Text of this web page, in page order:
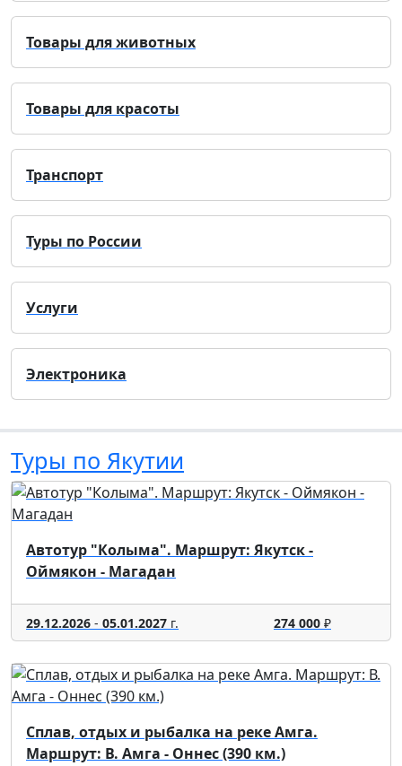
Товары для животных
Товары для красоты
Транспорт
Туры по России
Услуги
Электроника
Туры по Якутии
Автотур "Колыма". Маршрут: Якутск -
Оймякон - Магадан
29.12.2026 - 05.01.2027 г. 274 000₽
Сплав, отдых и рыбалка на реке Амга.
Маршрут: В. Амга - Оннес (390 км.)